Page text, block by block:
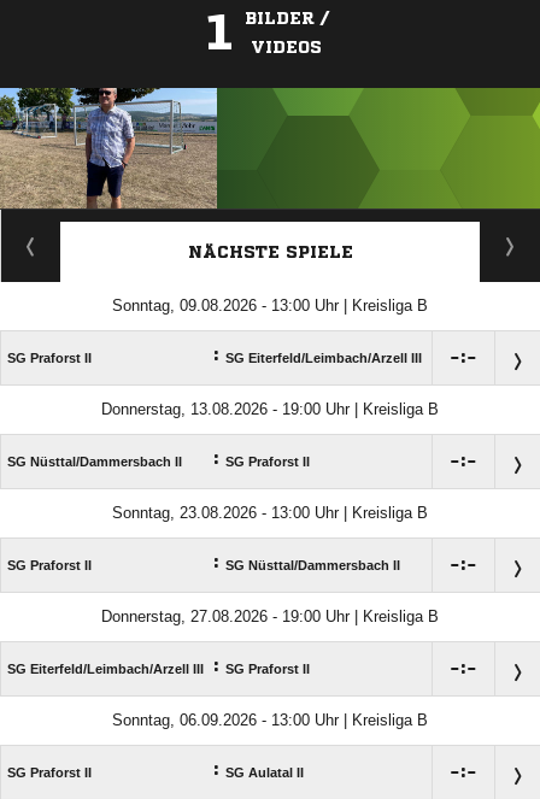
1
BILDER /
VIDEOS
ANZEIGE
NÄCHSTE SPIELE
Sonntag, 09.08.2026 - 13:00 Uhr | Kreisliga B
SG Praforst II : SG Eiterfeld/​Leimbach/​Arzell III :
Donnerstag, 13.08.2026 - 19:00 Uhr | Kreisliga B
SG Nüsttal/​Dammersbach II : SG Praforst II :
Sonntag, 23.08.2026 - 13:00 Uhr | Kreisliga B
SG Praforst II : SG Nüsttal/​Dammersbach II :
Donnerstag, 27.08.2026 - 19:00 Uhr | Kreisliga B
SG Eiterfeld/​Leimbach/​Arzell III : SG Praforst II :
Sonntag, 06.09.2026 - 13:00 Uhr | Kreisliga B
SG Praforst II : SG Aulatal II :